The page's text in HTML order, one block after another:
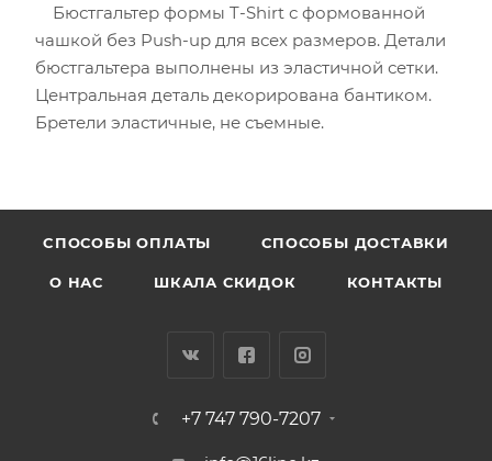
Бюстгальтер формы T-Shirt с формованной
чашкой без Push-uр для всех размеров. Детали
бюстгальтера выполнены из эластичной сетки.
Центральная деталь декорирована бантиком.
Бретели эластичные, не съемные.
CПОСОБЫ ОПЛАТЫ СПОСОБЫ ДОСТАВКИ
О НАС ШКАЛА СКИДОК КОНТАКТЫ
+7 747 790-7207